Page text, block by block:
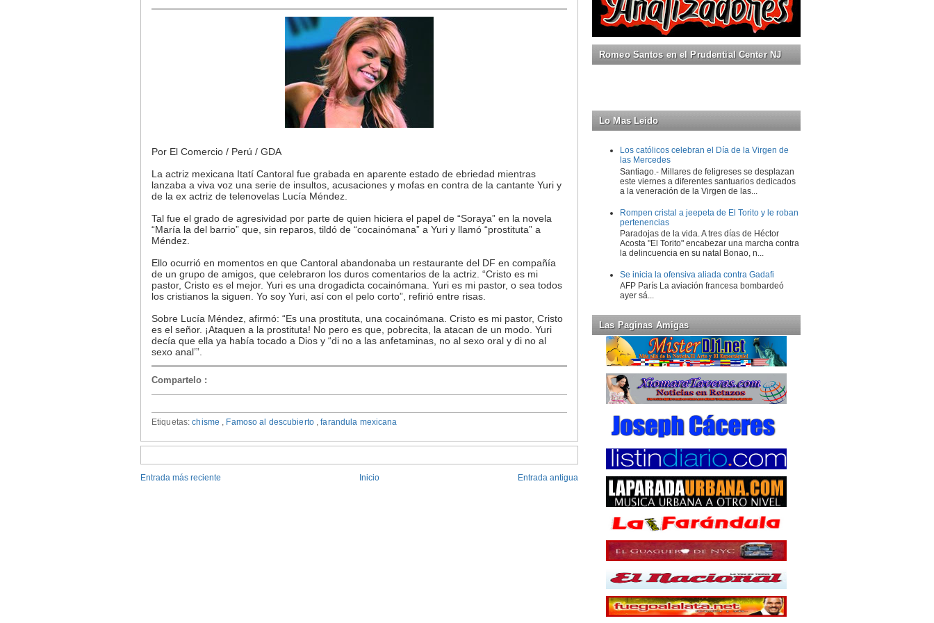
Por El Comercio / Perú / GDA
La actriz mexicana Itatí Cantoral fue grabada en aparente estado de ebriedad mientras
lanzaba a viva voz una serie de insultos, acusaciones y mofas en contra de la cantante Yuri y
de la ex actriz de telenovelas Lucía Méndez.
Tal fue el grado de agresividad por parte de quien hiciera el papel de “Soraya” en la novela
“María la del barrio” que, sin reparos, tildó de “cocainómana” a Yuri y llamó “prostituta” a
Méndez.
Ello ocurrió en momentos en que Cantoral abandonaba un restaurante del DF en compañía
de un grupo de amigos, que celebraron los duros comentarios de la actriz. “Cristo es mi
pastor, Cristo es el mejor. Yuri es una drogadicta cocainómana. Yuri es mi pastor, o sea todos
los cristianos la siguen. Yo soy Yuri, así con el pelo corto”, refirió entre risas.
Sobre Lucía Méndez, afirmó: “Es una prostituta, una cocainómana. Cristo es mi pastor, Cristo
es el señor. ¡Ataquen a la prostituta! No pero es que, pobrecita, la atacan de un modo. Yuri
decía que ella ya había tocado a Dios y “di no a las anfetaminas, no al sexo oral y di no al
sexo anal’”.
Compartelo :
Etiquetas:chisme Famoso al descubierto ,farandula mexicana
Entrada más reciente Entrada antigua
Inicio
Romeo Santos en el Prudential Center NJ
Lo Mas Leido
Los católicos celebran el Día de la Virgen de
las Mercedes
Santiago.- Millares de feligreses se desplazan
este viernes a diferentes santuarios dedicados
a la veneración de la Virgen de las...
Rompen cristal a jeepeta de El Torito y le roban
pertenencias
Paradojas de la vida. A tres días de Héctor
Acosta "El Torito" encabezar una marcha contra
la delincuencia en su natal Bonao, n...
Se inicia la ofensiva aliada contra Gadafi
AFP París La aviación francesa bombardeó
ayer sá...
Las Paginas Amigas